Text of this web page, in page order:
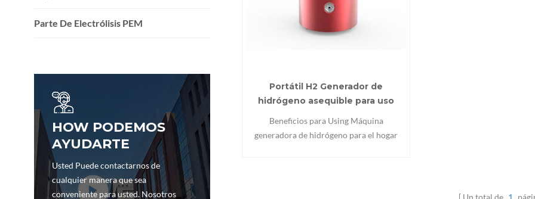
Portátil H2 Generador de
hidrógeno asequible para uso
Beneficios para Using Máquina
generadora de hidrógeno para el hogar
Parte De Electrólisis PEM
HOW PODEMOS
AYUDARTE
Usted Puede contactarnos de
cualquier manera que sea
conveniente para usted. Nosotros